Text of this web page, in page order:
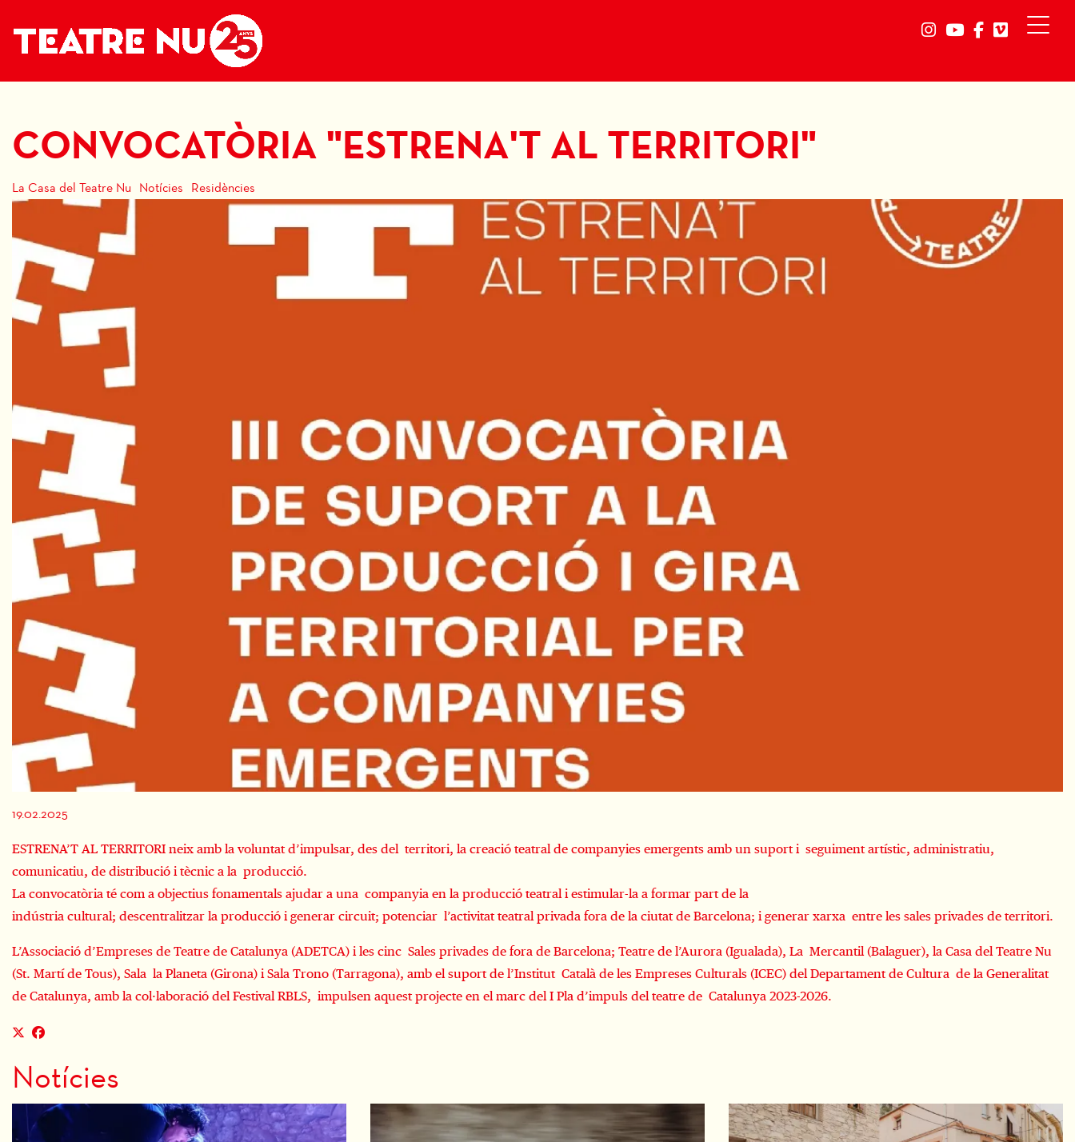
Link a instagram
Link a youtube
Link aLink a
CONVOCATÒRIA "ESTRENA'T AL TERRITORI"
La Casa del Teatre Nu Notícies Residències
19.02.2025
ESTRENA’T AL TERRITORI neix amb la voluntat d’impulsar, des del territori, la creació teatral de companyies emergents amb un suport i seguiment artístic, administratiu,
comunicatiu, de distribució i tècnic a la producció.
La convocatòria té com a objectius fonamentals ajudar a una companyia en la producció teatral i estimular-la a formar part de la
indústria cultural; descentralitzar la producció i generar circuit; potenciar l’activitat teatral privada fora de la ciutat de Barcelona; i generar xarxa entre les sales privades de territori.
L’Associació d’Empreses de Teatre de Catalunya (ADETCA) i les cinc Sales privades de fora de Barcelona; Teatre de l’Aurora (Igualada), La Mercantil (Balaguer), la Casa del Teatre Nu
(St. Martí de Tous), Sala la Planeta (Girona) i Sala Trono (Tarragona), amb el suport de l’Institut Català de les Empreses Culturals (ICEC) del Departament de Cultura de la Generalitat
de Catalunya, amb la col·laboració del Festival RBLS, impulsen aquest projecte en el marc del I Pla d’impuls del teatre de Catalunya 2023-2026.
Notícies